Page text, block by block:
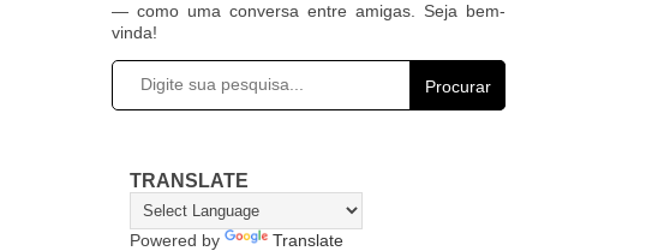
— como uma conversa entre amigas. Seja bem-
vinda!
Procurar
TRANSLATE
Powered by Translate